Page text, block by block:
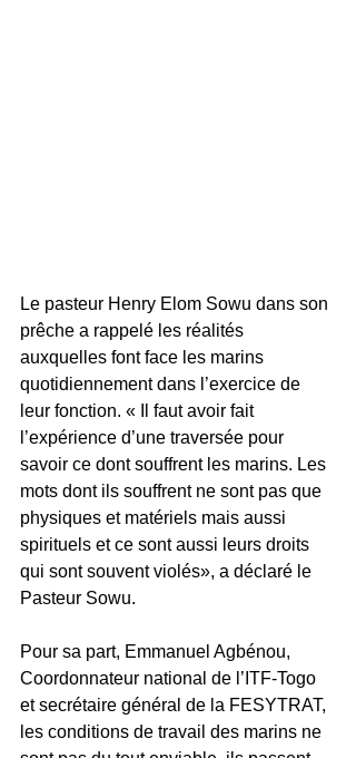
Le pasteur Henry Elom Sowu dans son
prêche a rappelé les réalités
auxquelles font face les marins
quotidiennement dans l’exercice de
leur fonction. « Il faut avoir fait
l’expérience d’une traversée pour
savoir ce dont souffrent les marins. Les
mots dont ils souffrent ne sont pas que
physiques et matériels mais aussi
spirituels et ce sont aussi leurs droits
qui sont souvent violés», a déclaré le
Pasteur Sowu.
Pour sa part, Emmanuel Agbénou,
Coordonnateur national de l’ITF-Togo
et secrétaire général de la FESYTRAT,
les conditions de travail des marins ne